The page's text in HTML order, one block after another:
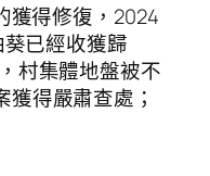
獲得修復，2024
已經收獲歸
村集體地盤被不
得嚴肅查處；